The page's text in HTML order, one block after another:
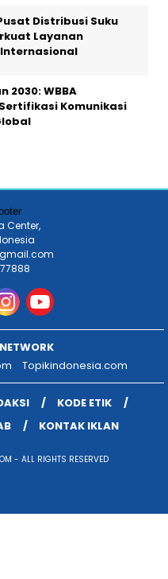
Distribusi Suku
Layanan
2030: WBBA
Komunikasi
Center,
Topikindonesia.com
KODE ETIK
KONTAK IKLAN
- ALL RIGHTS RESERVED